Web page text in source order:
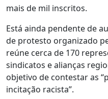
mais de mil inscritos.
Está ainda pendente de
de protesto organizado
reúne cerca de 170
sindicatos e alianças
objetivo de contestar as
incitação racista”.